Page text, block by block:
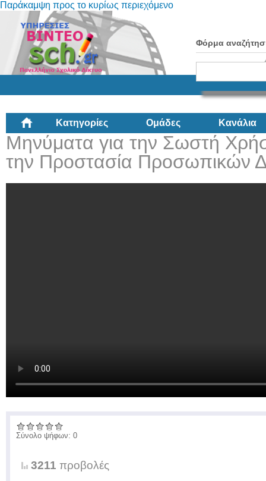
Παράκαμψη προς το κυρίως περιεχόμενο
Φόρμα
Κατηγορίες Ομάδες Κανάλια
Μηνύματα για την Σωστή
την Προστασία Προσωπικών
Σύνολο ψήφων: 0
3211 προβολές